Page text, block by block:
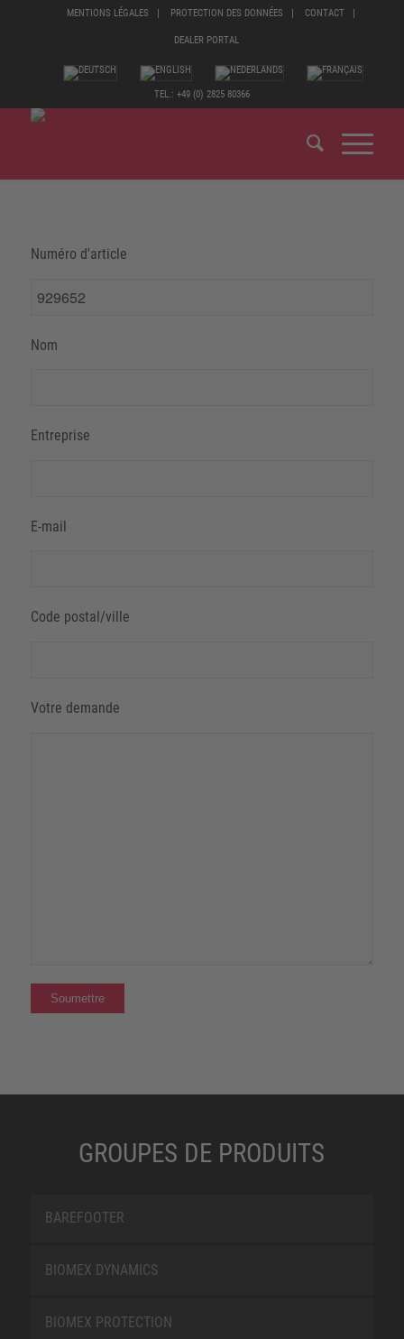
MENTIONS LÉGALES PROTECTION DES DONNÉES CONTACT
DEALER PORTAL
TEL.: +49 (0) 2825 80366
Numéro d'article
Nom
Entreprise
E-mail
Code postal/ville
Votre demande
GROUPES DE PRODUITS
BAREFOOTER
BIOMEX DYNAMICS
BIOMEX PROTECTION